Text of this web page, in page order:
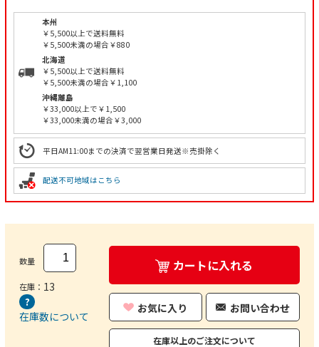
本州
￥5,500以上で送料無料
￥5,500未満の場合￥880
北海道
￥5,500以上で送料無料
￥5,500未満の場合￥1,100
沖縄離島
￥33,000以上で￥1,500
￥33,000未満の場合￥3,000
平日AM11:00までの決済で翌営業日発送※売掛除く
配送不可地域はこちら
数量
在庫： 13
在庫数について
カートに入れる
お気に入り お問い合わせ
在庫以上のご注文について